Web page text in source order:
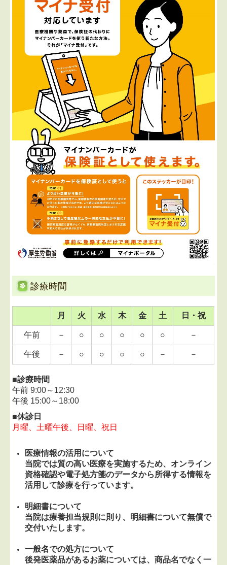
インフルエンザの予防接種を10月1日より始めます。
65歳以上の方は、自治体より郵送された問診票をお持
ちください。65歳未満の方は、接種代金が4000円にな
ります。
当院では小児の2回目の接種は行っておりませんのでご
了解ください。
2024.08.29...9月から診療日が変更になります
9月より月曜日が休診になります。
木曜日午後は診療いたします。
2024.05.31...医療情報の活用について
当院は質の高い診療を実践するため、オンライン資格
確認や電子処方箋のデータ等から取得する情報を活用
して診療を行っています。
2020.11.25...新型コロナウイルス感染症対策のお願い
必ずマスクを着用の上、ご来院ください。
ださい。
■2015.04.21...ホームページを公開しました。
皆様にご活用いただけましたら幸いです。
診療時間
月 火 水 木 金 土 日・祝
午前 － ○ ○ ○ ○ ○ －
午後 － ○ ○ ○ ○ － －
■診療時間
午前9:00～ 12:30
午後 15:00～18:00
■休診日
月曜、土曜午後、日曜、祝日
医療情報の活用について
当院では質の高い医療を実施するため、オンライン
資格確認や電子処方箋のデータから所得する情報を
活用して診療を行っています。
明細書について
当院は療養担当規則に則り、明細書について無償で
交付いたします。
一般名での処方について
後発医薬品があるお薬については、商品名でなく一